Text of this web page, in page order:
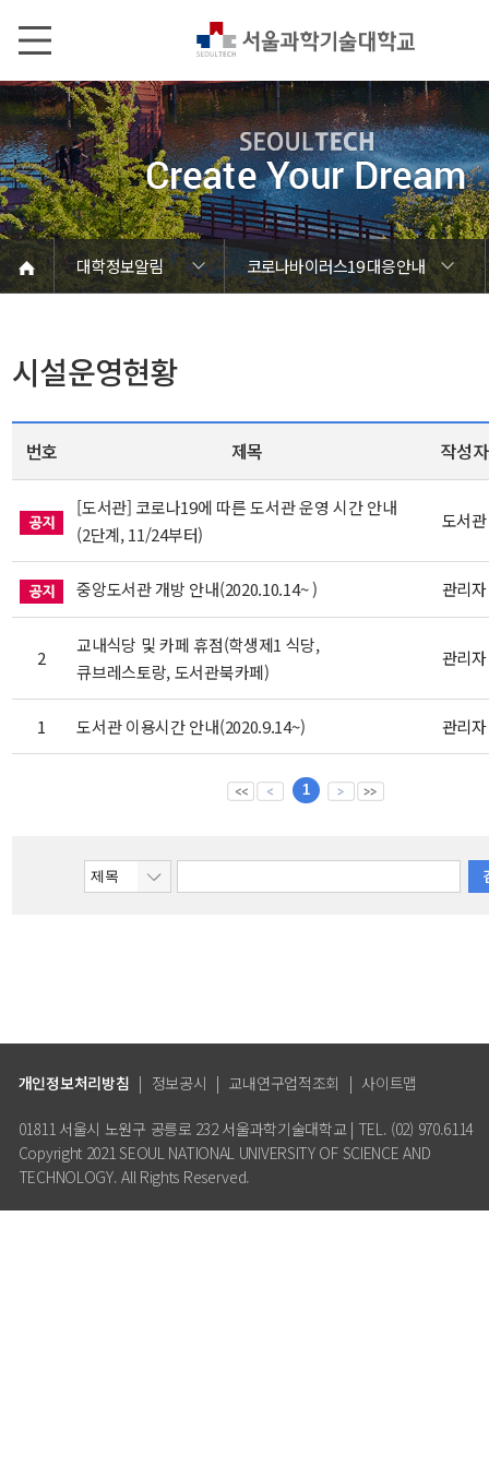
대학정보알림
코로나바이러스19 대응안내
대학정보알림
정보공개
정보서비스안내
온라인민원센터
청렴행정
갑질신고센터
유실물 센터
SEOULTECH광장
대학공지사항
학사공지
장학공지
대학원공지
취업공지
대학입찰
채용정보
공모/외부행사
등록금심의위원회
코로나바이러스19 대응안내
재정위원회
코로나-19 대응안내
코로나-19 수업운영계획
시설운영현황
시설운영현황
번호 제목 작성자
[도서관] 코로나19에 따른 도서관 운영 시간 안내
(2단계, 11/24부터)
도서관
중앙도서관 개방 안내(2020.10.14~ ) 관리자
2
교내식당 및 카페 휴점(학생제1 식당,
큐브레스토랑, 도서관북카페)
관리자
1 도서관 이용시간 안내(2020.9.14~) 관리자
1
개인정보처리방침 | 정보공시 | 교내연구업적조회 | 사이트맵
01811 서울시 노원구 공릉로 232 서울과학기술대학교 | TEL. (02) 970.6114
Copyright 2021 SEOUL NATIONAL UNIVERSITY OF SCIENCE AND
TECHNOLOGY. All Rights Reserved.